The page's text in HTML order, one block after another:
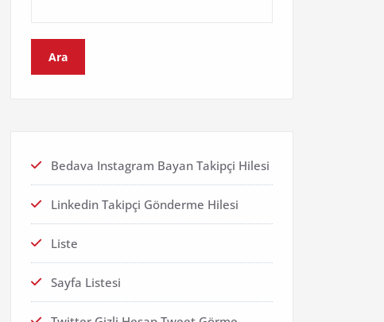
Ara
Bedava Instagram Bayan Takipçi Hilesi
Linkedin Takipçi Gönderme Hilesi
Liste
Sayfa Listesi